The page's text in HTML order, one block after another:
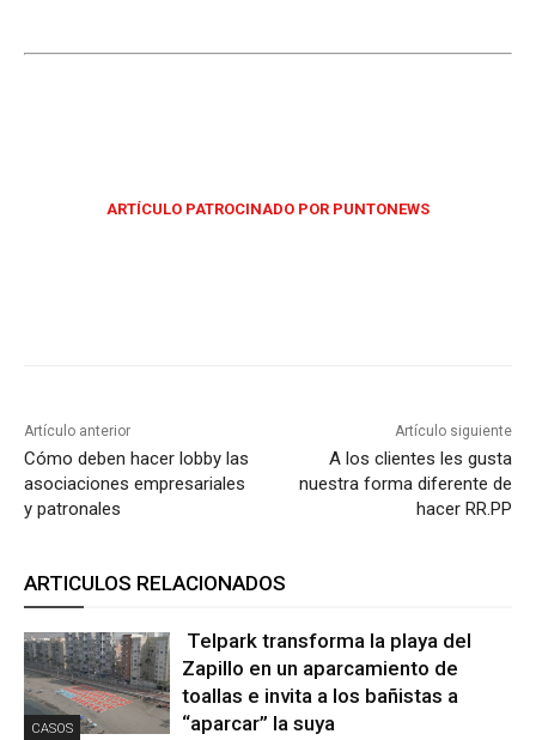
ARTÍCULO PATROCINADO POR PUNTONEWS
Artículo anterior
Cómo deben hacer lobby las
asociaciones empresariales
y patronales
Artículo siguiente
A los clientes les gusta
nuestra forma diferente de
hacer RR.PP
ARTICULOS RELACIONADOS
CASOS
Telpark transforma la playa del
Zapillo en un aparcamiento de
toallas e invita a los bañistas a
“aparcar” la suya